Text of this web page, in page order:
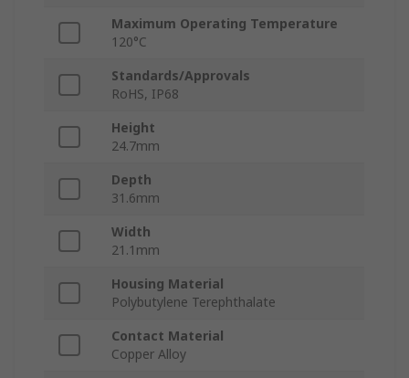
Maximum Operating Temperature
120°C
Standards/Approvals
RoHS, IP68
Height
24.7mm
Depth
31.6mm
Width
21.1mm
Housing Material
Polybutylene Terephthalate
Contact Material
Copper Alloy